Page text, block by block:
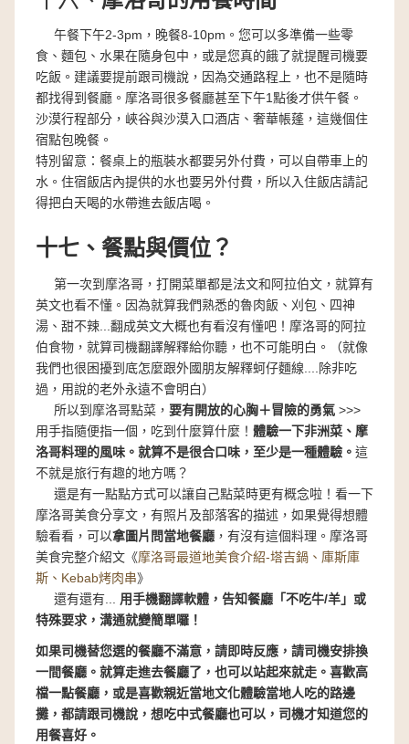
午餐下午2-3pm，晚餐8-10pm。您可以多準備一些零
食、麵包、水果在隨身包中，或是您真的餓了就提醒司機要
吃飯。建議要提前跟司機說，因為交通路程上，也不是隨時
都找得到餐廳。摩洛哥很多餐廳甚至下午1點後才供午餐。
沙漠行程部分，峽谷與沙漠入口酒店、奢華帳蓬，這幾個住
宿點包晚餐。
特別留意：餐桌上的瓶裝水都要另外付費，可以自帶車上的
水。住宿飯店內提供的水也要另外付費，所以入住飯店請記
得把白天喝的水帶進去飯店喝。
十七、餐點與價位？
第一次到摩洛哥，打開菜單都是法文和阿拉伯文，就算有
英文也看不懂。因為就算我們熟悉的魯肉飯、刈包、四神
湯、甜不辣...翻成英文大概也有看沒有懂吧！摩洛哥的阿拉
伯食物，就算司機翻譯解釋給你聽，也不可能明白。（就像
我們也很困擾到底怎麼跟外國朋友解釋蚵仔麵線....除非吃
過，用說的老外永遠不會明白）
所以到摩洛哥點菜， 要有開放的心胸＋冒險的勇氣 >>>
用手指隨便指一個，吃到什麼算什麼！ 體驗一下非洲菜、摩
洛哥料理的風味。就算不是很合口味，至少是一種體驗。 這
不就是旅行有趣的地方嗎？
還是有一點點方式可以讓自己點菜時更有概念啦！看一下
摩洛哥美食分享文，有照片及部落客的描述，如果覺得想體
驗看看，可以拿圖片問當地餐廳 ，有沒有這個料理。摩洛哥
美食完整介紹文《摩洛哥最道地美食介紹-塔吉鍋、庫斯庫
斯、Kebab烤肉串》
還有還有... 用手機翻譯軟體，告知餐廳「不吃牛/羊」或
特殊要求，溝通就變簡單囉！
如果司機替您選的餐廳不滿意，請即時反應，請司機安排換
一間餐廳。就算走進去餐廳了，也可以站起來就走。喜歡高
檔一點餐廳，或是喜歡親近當地文化體驗當地人吃的路邊
攤，都請跟司機說，想吃中式餐廳也可以，司機才知道您的
用餐喜好。